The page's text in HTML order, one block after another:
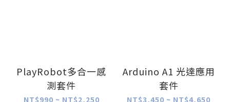
PlayRobot多合一感
測套件
NT$990 ~ NT$2,250
Arduino A1 光達應用
套件
NT$3,450 ~ NT$4,650